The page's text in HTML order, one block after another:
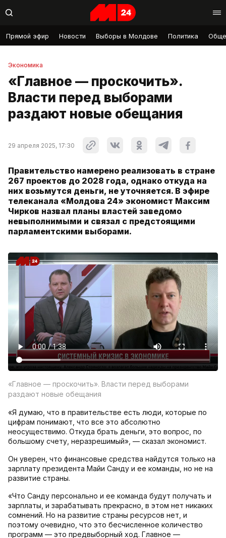
Прямой эфир Новости Выборы в Молдове Политика
Экономика
«Главное — проскочить».
Власти перед выборами
раздают новые обещания
29 апреля 2025, 17:30
Правительство намерено реализовать в стране
267 проектов до 2028 года, однако откуда на
них возьмутся деньги, не уточняется. В эфире
телеканала «Молдова 24» экономист Максим
Чирков назвал планы властей заведомо
невыполнимыми и связал с предстоящими
парламентскими выборами.
«Главное — проскочить». Власти перед выборами
раздают новые обещания
«Я думаю, что в правительстве есть люди, которые по
цифрам понимают, что все это абсолютно
неосуществимо. Откуда брать деньги, это вопрос, по
большому счету, неразрешимый», — сказал экономист.
Он уверен, что финансовые средства найдутся только на
зарплату президента Майи Санду и ее команды, но не на
развитие страны.
«Что Санду персонально и ее команда будут получать и
зарплаты, и зарабатывать прекрасно, в этом нет никаких
сомнений. Но на развитие страны ресурсов нет, и
поэтому очевидно, что это бесчисленное количество
программ — это предвыборный ход. Главное —